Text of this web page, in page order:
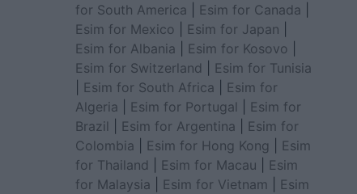
for South America
Esim for Canada
Esim for Mexico
Esim for Japan
Esim for Albania
Esim for Kosovo
Esim for Switzerland
Esim for Tunisia
Esim for South Africa
Esim for
Algeria
Esim for Portugal
Esim for
Brazil
Esim for Argentina
Esim for
Colombia
Esim for Hong Kong
Esim
for Thailand
Esim for Macau
Esim
for Malaysia
Esim for Vietnam
Esim